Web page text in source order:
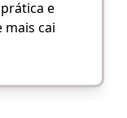
e
cai